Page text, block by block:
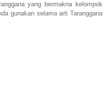
yang bermakna kelompok
gunakan selama arti Taranggana